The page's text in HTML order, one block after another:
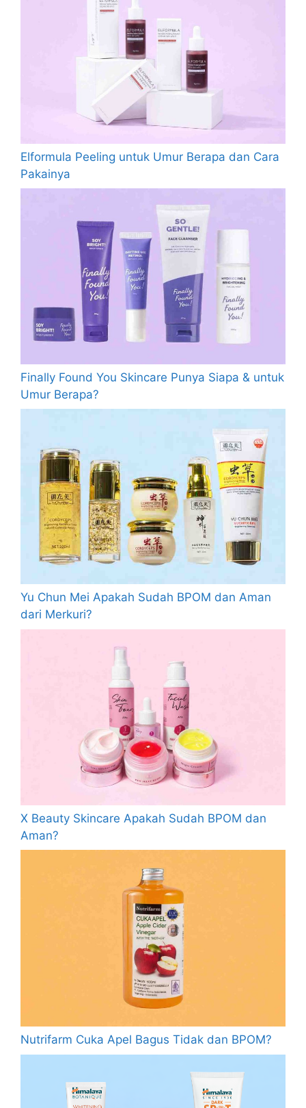
Elformula Peeling untuk Umur Berapa dan Cara
Pakainya
Finally Found You Skincare Punya Siapa & untuk
Umur Berapa?
Yu Chun Mei Apakah Sudah BPOM dan Aman
dari Merkuri?
X Beauty Skincare Apakah Sudah BPOM dan
Aman?
Nutrifarm Cuka Apel Bagus Tidak dan BPOM?